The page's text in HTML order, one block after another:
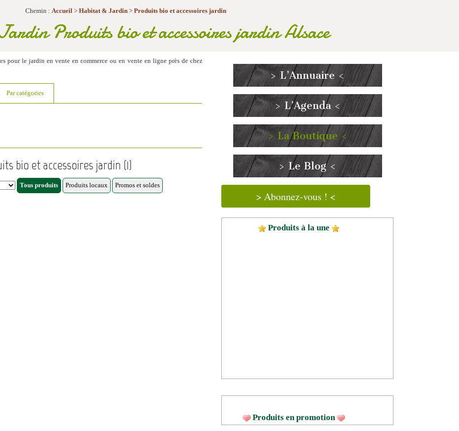
Chemin : Accueil> Habitat & Jardin> Produits bio et accessoires jardin
Produits bio et accessoires jardin Alsace
pour le jardin en vente en commerce ou en vente en ligne près de chez
Par catégories
bio et accessoires jardin (1)
> L’Annuaire <
> L’Agenda <
> La Boutique <
> Le Blog <
> Abonnez-vous ! <
Produits à la une
Produits en promotion